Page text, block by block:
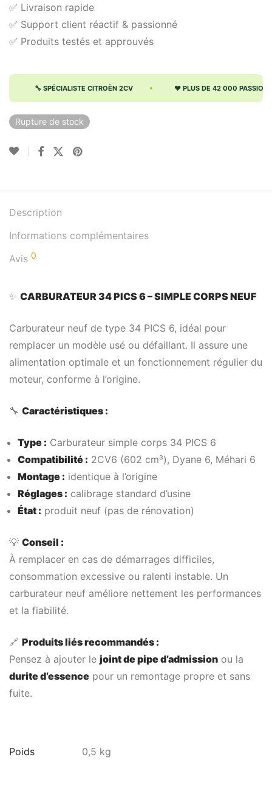
✅ Livraison rapide
✅ Support client réactif & passionné
✅ Produits testés et approuvés
🔧 SPÉCIALISTE CITROËN 2CV ♥ PLUS DE 42 000
Rupture de stock
Description
Informations complémentaires
Avis 0
✨ CARBURATEUR 34 PICS 6 – SIMPLE CORPS NEUF
Carburateur neuf de type 34 PICS 6, idéal pour
remplacer un modèle usé ou défaillant. Il assure une
alimentation optimale et un fonctionnement régulier du
moteur, conforme à l’origine.
🔧 Caractéristiques :
Type : Carburateur simple corps 34 PICS 6
Compatibilité : 2CV6 (602 cm³), Dyane 6, Méhari 6
Montage : identique à l’origine
Réglages : calibrage standard d’usine
État : produit neuf (pas de rénovation)
💡 Conseil :
À remplacer en cas de démarrages difficiles,
consommation excessive ou ralenti instable. Un
carburateur neuf améliore nettement les performances
et la fiabilité.
🔗 Produits liés recommandés :
Pensez à ajouter le joint de pipe d’admission ou la
durite d’essence pour un remontage propre et sans
fuite.
Poids 0,5 kg